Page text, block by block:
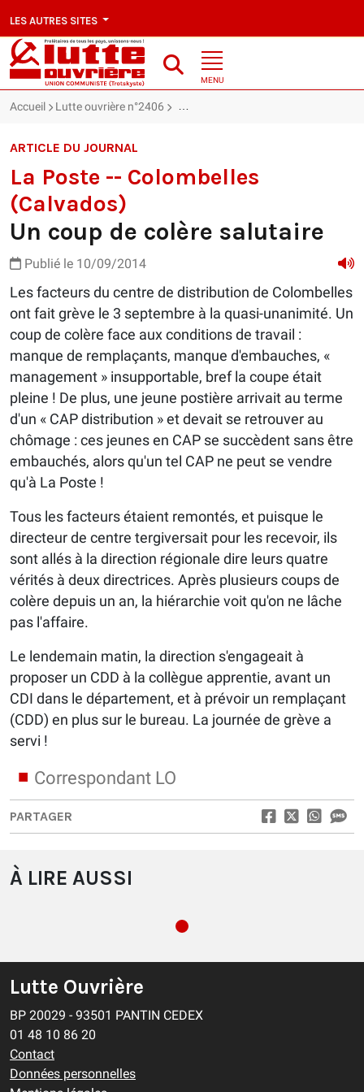
LES AUTRES SITES
MENU
Accueil Lutte ouvrière n°2406 La Poste -- Colombelles (Calvados) :
ARTICLE DU JOURNAL
La Poste -- Colombelles
(Calvados)
Un coup de colère salutaire
Publié le 10/09/2014
Les facteurs du centre de distribution de Colombelles
ont fait grève le 3 septembre à la quasi-unanimité. Un
coup de colère face aux conditions de travail :
manque de remplaçants, manque d'embauches, «
management » insupportable, bref la coupe était
pleine ! De plus, une jeune postière arrivait au terme
d'un « CAP distribution » et devait se retrouver au
chômage : ces jeunes en CAP se succèdent sans être
embauchés, alors qu'un tel CAP ne peut se vendre
qu'à La Poste !
Tous les facteurs étaient remontés, et puisque le
directeur de centre tergiversait pour les recevoir, ils
sont allés à la direction régionale dire leurs quatre
vérités à deux directrices. Après plusieurs coups de
colère depuis un an, la hiérarchie voit qu'on ne lâche
pas l'affaire.
Le lendemain matin, la direction s'engageait à
proposer un CDD à la collègue apprentie, avant un
CDI dans le département, et à prévoir un remplaçant
(CDD) en plus sur le bureau. La journée de grève a
servi !
Correspondant LO
PARTAGER
À LIRE AUSSI
Lutte Ouvrière
BP 20029 - 93501 PANTIN CEDEX
01 48 10 86 20
Contact
Données personnelles